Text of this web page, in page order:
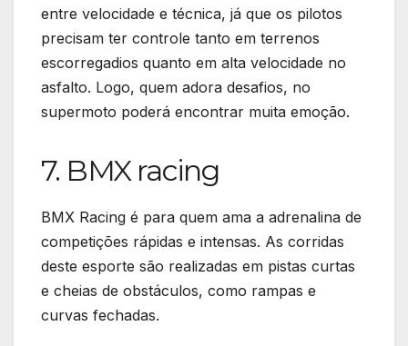
entre velocidade e técnica, já que os pilotos
precisam ter controle tanto em terrenos
escorregadios quanto em alta velocidade no
asfalto. Logo, quem adora desafios, no
supermoto poderá encontrar muita emoção.
7. BMX racing
BMX Racing é para quem ama a adrenalina de
competições rápidas e intensas. As corridas
deste esporte são realizadas em pistas curtas
e cheias de obstáculos, como rampas e
curvas fechadas.